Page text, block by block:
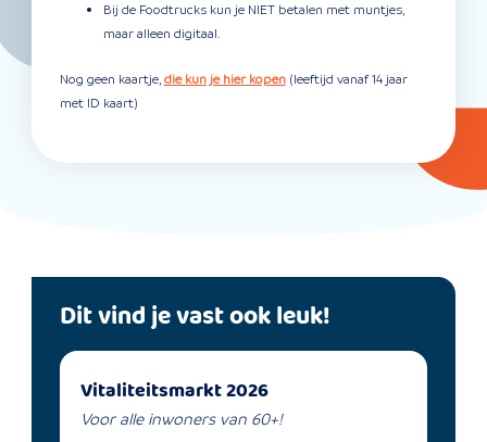
Bij de Foodtrucks kun je NIET betalen met muntjes,
maar alleen digitaal.
Nog geen kaartje,die kun je hier kopen(leeftijd vanaf 14 jaar
met ID kaart)
Dit vind je vast ook leuk!
Vitaliteitsmarkt 2026
Voor alle inwoners van 60+!